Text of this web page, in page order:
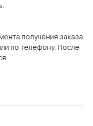
получения заказа
по телефону. После